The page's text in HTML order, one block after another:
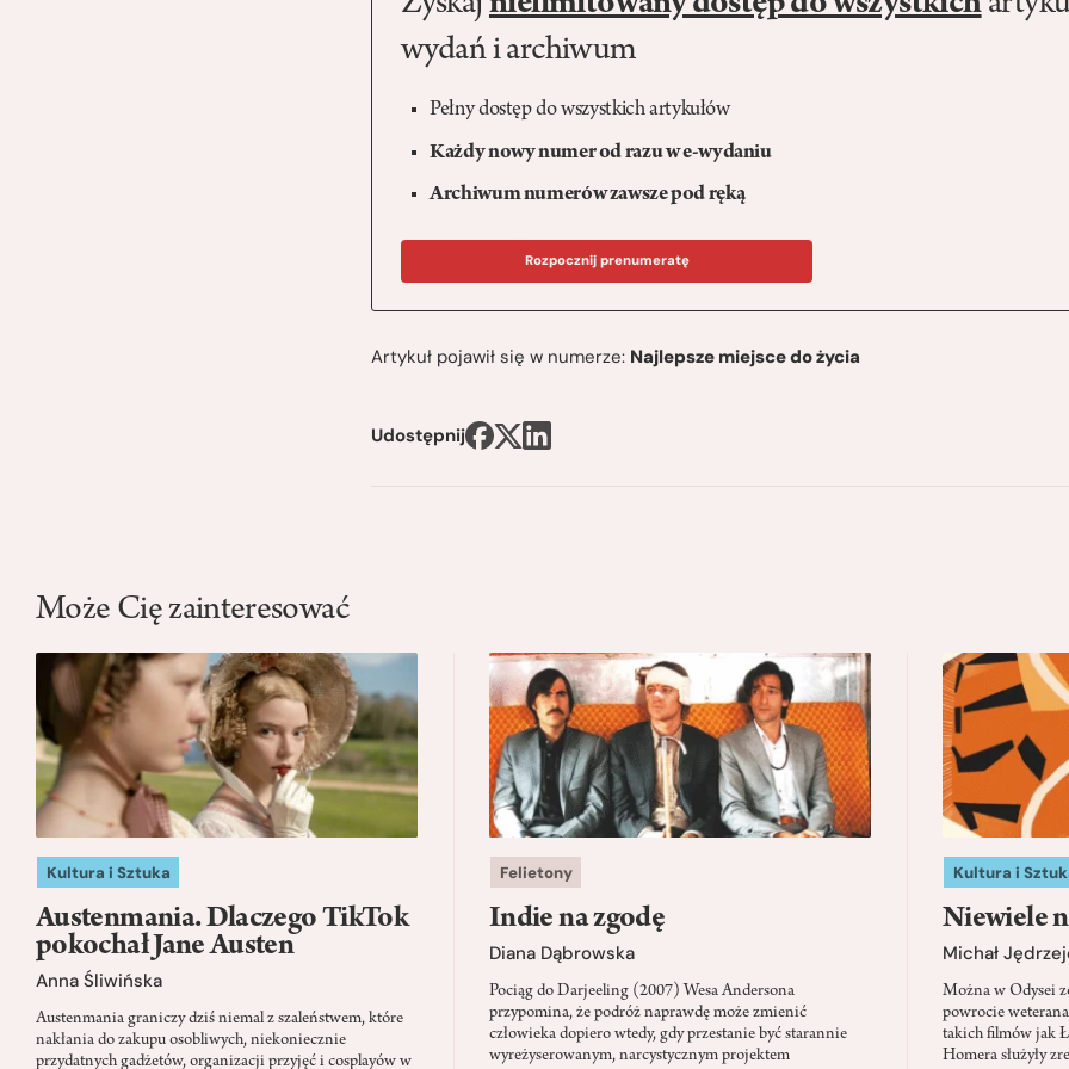
wydań i archiwum
Pełny dostęp do wszystkich artykułów
Każdy nowy numer od razu w e-wydaniu
Archiwum numerów zawsze pod ręką
Rozpocznij prenumeratę
Artykuł pojawił się w numerze: Najlepsze miejsce do życia
Udostępnij
Może Cię zainteresować
Kultura i Sztuka
Austenmania. Dlaczego TikTok
pokochał Jane Austen
Anna Śliwińska
Austenmania graniczy dziś niemal z szaleństwem, które
nakłania do zakupu osobliwych, niekoniecznie
przydatnych gadżetów, organizacji przyjęć i cosplayów w
Felietony
Indie na zgodę
Diana Dąbrowska
Pociąg do Darjeeling (2007) Wesa Andersona
przypomina, że podróż naprawdę może zmienić
człowieka dopiero wtedy, gdy przestanie być starannie
wyreżyserowanym, narcystycznym projektem
Kultura i
Niewiele
Michał
Można w Odysei
powrocie
takich filmów jak
Homera służyły